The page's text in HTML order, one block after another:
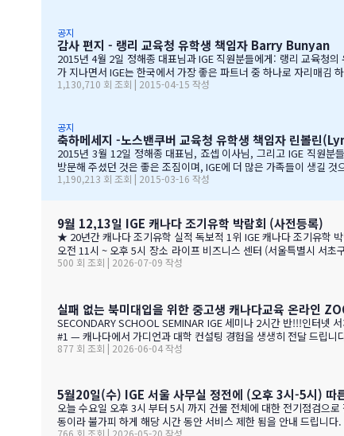
공지
감사 편지 - 랭리 교육청 유학생 책임자 Barry Bunyan
2015년 4월 2일 정해종 대표님과 IGE 직원분들에게: 랭리 교육청
가 지나면서 IGE는 한국에서 가장 좋은 파트너 중 하나로 자리매김
이블에 앉아 학부모님들과 소통할 때 IGE 통역사 분들의 친절함과
1,130,710 회 조회 | 2015-04-15 작성
공지
축하메세지 -노스밴쿠버 교육청 유학생 책임자 린볼린
2015년 3월 12일 정해종 대표님, 죠셉 이사님, 그리고 IGE 직원분
방문해 주셨던 것은 좋은 조짐이며, IGE에 더 많은 가족들이 생길
배치해 주신 것에 대해 감사 드립니다. 특히 이번 주말 동안 세 명의
1,190,213 회 조회 | 2015-03-16 작성
9월 12,13일 IGE 캐나다 조기유학 박람회 (사전등록)
★ 20년간 캐나다 조기유학 실적 독보적 1위 IGE 캐나다 조기유학 박람회 캐나다 현지 교육청 관계자가 직접 옵니다 2026. 9. 12 (토) ~ 9. 13 (일) 오전 11시 ~ 오후 5시 · 사전등록 필수 일시 2026년 9월 12일(토) ~ 13일(일) ·
오전 11시 ~ 오후 5시 장소 라이프 비즈니스 센터 (서울특별시 서초구 서초대로40길 49) 신청 사전등록 필수 — 아래 신청서에서 바로 신청하세요 사전등록 혜택 미리 신청하면 이런 혜택이 있습니다 혜택 1 신청비 전액 면제
500 회 조회 | 2026-07-09 작성
실패 없는 북미대입을 위한 중고생 캐나다교육 온라인
SECONDARY SCHOOL SEMINAR IGE 세미나 2시간 반!!!인터넷 서치 수백시간 절약해 드려요. 캐나다 고졸을 목표로 조기유학을 가지는 않죠. 어떤 경우에도 중요한 것은 대학!!! 20년간 캐나다 조기유학
#1 — 캐나다에서 가디언과 대학 컨설팅 경험을 생생히 전달 드립니다. 현재 캐나다에 있는 중고생 학부모님(유학맘, 영주권, 시민권)들도 참가 가능합니다. 한국과 캐나다 부모님들의 궁금증과 고민
공유할 수 있습니다. …
877 회 조회 | 2026-06-04 작성
5월20일(수) IGE 서울 사무실 정전에 (오후 3시-5시) 따
오늘 수요일 오후 3시 부터 5시 까지 건물 전체에 대한 전기점검으
동이라 불가피 하게 해당 시간 동안 서비스 제한 됨을 안내 드립니